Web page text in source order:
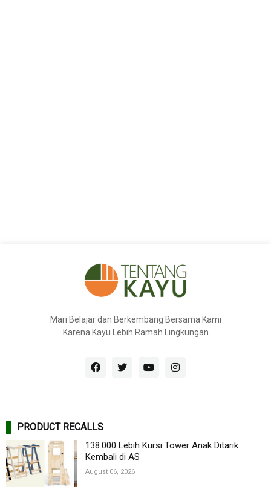
Mari Belajar dan Berkembang Bersama Kami
Karena Kayu Lebih Ramah Lingkungan
PRODUCT RECALLS
138.000 Lebih Kursi Tower Anak Ditarik
Kembali di AS
August 06, 2026